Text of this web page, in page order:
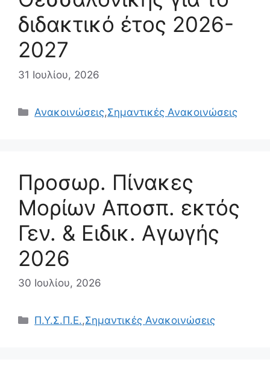
διδακτικό έτος 2026-
2027
31 Ιουλίου, 2026
Κατηγορίες
Ανακοινώσεις,Σημαντικές Ανακοινώσεις
Προσωρ. Πίνακες
Μορίων Αποσπ. εκτός
Γεν. & Ειδικ. Αγωγής
2026
30 Ιουλίου, 2026
Κατηγορίες
Π.Υ.Σ.Π.Ε.,Σημαντικές Ανακοινώσεις